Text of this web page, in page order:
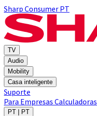
Sharp Consumer PT
TV
Audio
Mobility
Casa inteligente
Suporte
Para Empresas Calculadoras
PT | PT